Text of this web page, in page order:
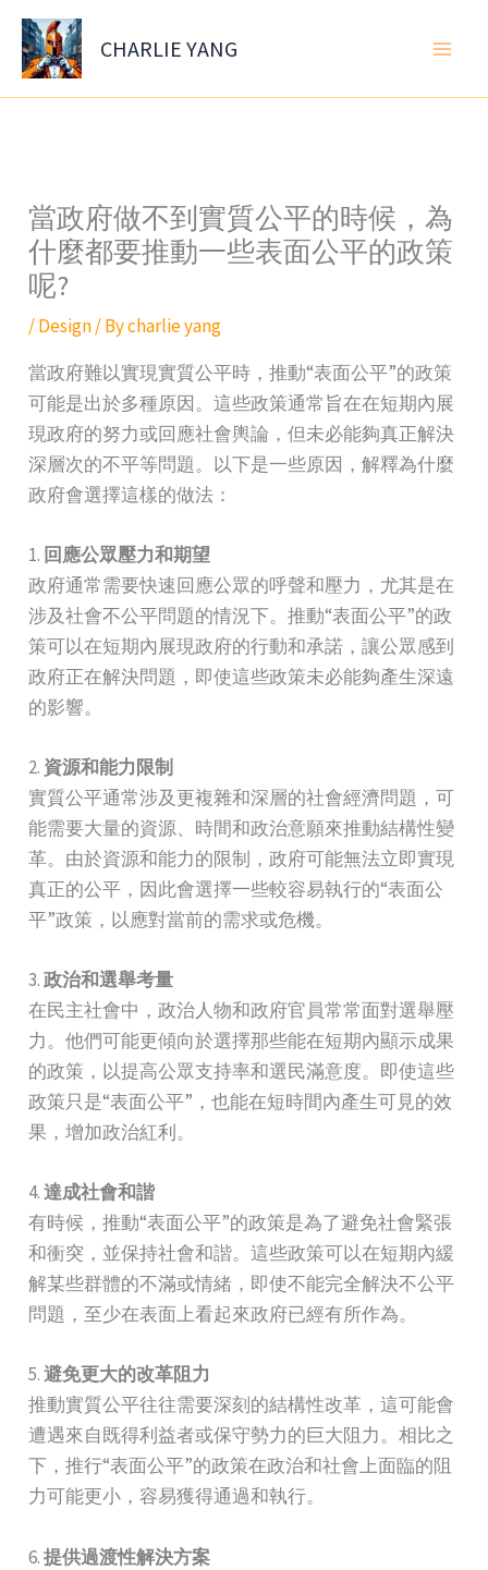
Skip
content
CHARLIE YANG
當政府做不到實質公平的時候，為
什麼都要推動一些表面公平的政策
呢?
/Design/ Bycharlie yang
當政府難以實現實質公平時，推動“表面公平”的政策
可能是出於多種原因。這些政策通常旨在在短期內展
現政府的努力或回應社會輿論，但未必能夠真正解決
深層次的不平等問題。以下是一些原因，解釋為什麼
政府會選擇這樣的做法：
1. 回應公眾壓力和期望
政府通常需要快速回應公眾的呼聲和壓力，尤其是在
涉及社會不公平問題的情況下。推動“表面公平”的政
策可以在短期內展現政府的行動和承諾，讓公眾感到
政府正在解決問題，即使這些政策未必能夠產生深遠
的影響。
2. 資源和能力限制
實質公平通常涉及更複雜和深層的社會經濟問題，可
能需要大量的資源、時間和政治意願來推動結構性變
革。由於資源和能力的限制，政府可能無法立即實現
真正的公平，因此會選擇一些較容易執行的“表面公
平”政策，以應對當前的需求或危機。
3.政治和選舉考量
在民主社會中，政治人物和政府官員常常面對選舉壓
力。他們可能更傾向於選擇那些能在短期內顯示成果
的政策，以提高公眾支持率和選民滿意度。即使這些
政策只是“表面公平”，也能在短時間內產生可見的效
果，增加政治紅利。
4.達成社會和諧
有時候，推動“表面公平”的政策是為了避免社會緊張
和衝突，並保持社會和諧。這些政策可以在短期內緩
解某些群體的不滿或情緒，即使不能完全解決不公平
問題，至少在表面上看起來政府已經有所作為。
5.避免更大的改革阻力
推動實質公平往往需要深刻的結構性改革，這可能會
遭遇來自既得利益者或保守勢力的巨大阻力。相比之
下，推行“表面公平”的政策在政治和社會上面臨的阻
力可能更小，容易獲得通過和執行。
6.提供過渡性解決方案